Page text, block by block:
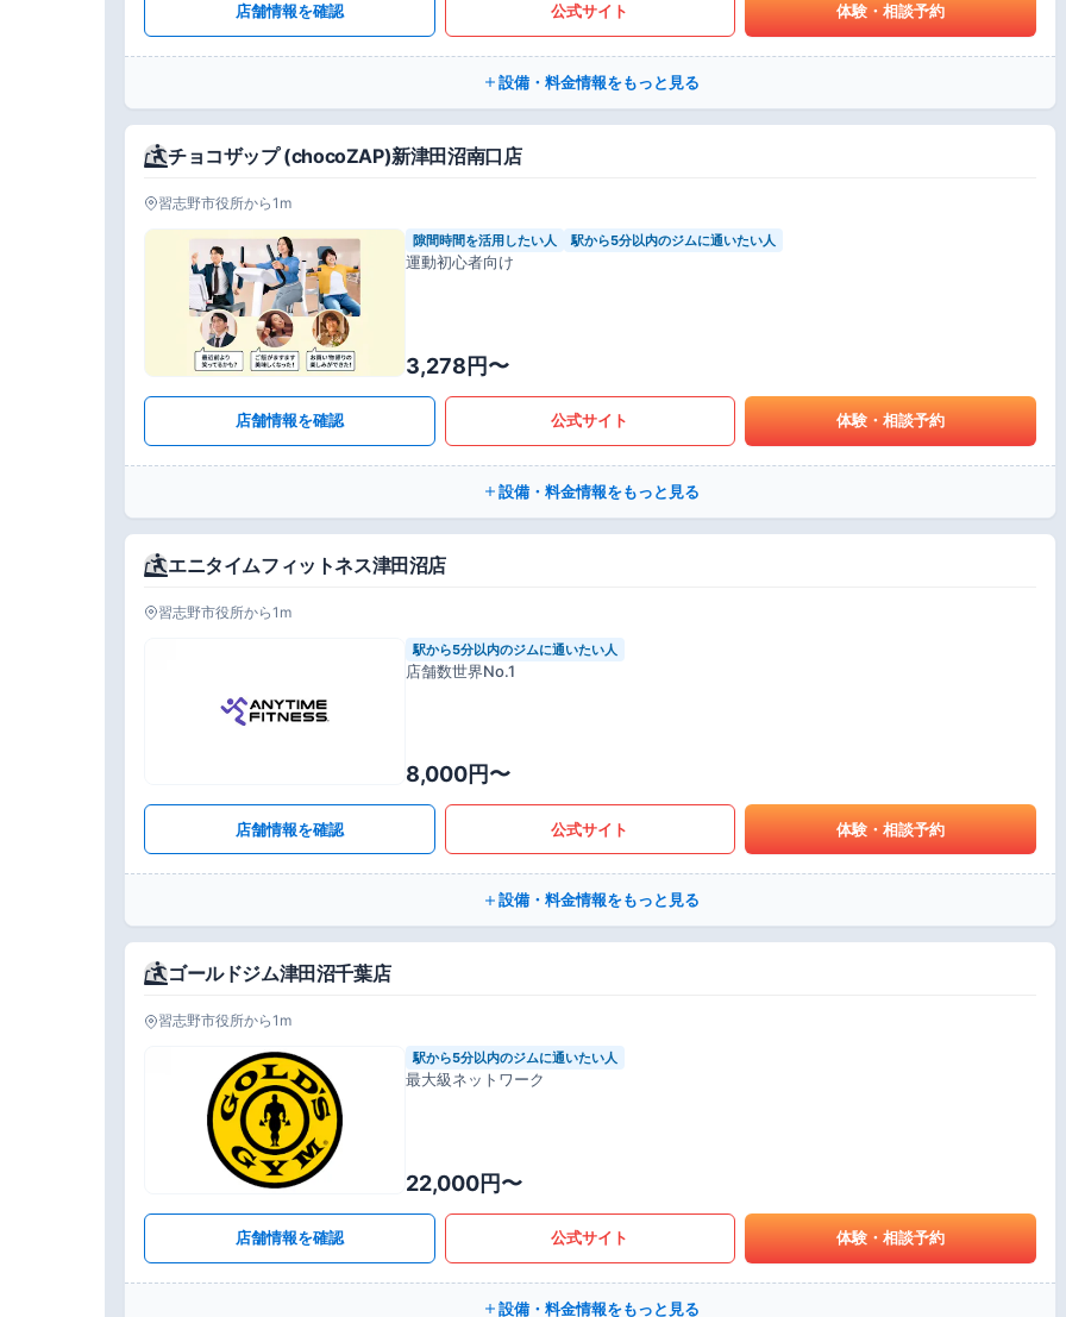
店舗情報を確認 公式サイト 体験・相談予約
設備・料金情報をもっと見る
チョコザップ (chocoZAP)新津田沼南口店
習志野市役所から1m
隙間時間を活用したい人 駅から5分以内のジムに通いたい人
運動初心者向け
3,278円〜
店舗情報を確認 公式サイト 体験・相談予約
設備・料金情報をもっと見る
エニタイムフィットネス津田沼店
習志野市役所から1m
駅から5分以内のジムに通いたい人
店舗数世界No.1
8,000円〜
店舗情報を確認 公式サイト 体験・相談予約
設備・料金情報をもっと見る
ゴールドジム津田沼千葉店
習志野市役所から1m
駅から5分以内のジムに通いたい人
最大級ネットワーク
22,000円〜
店舗情報を確認 公式サイト 体験・相談予約
設備・料金情報をもっと見る